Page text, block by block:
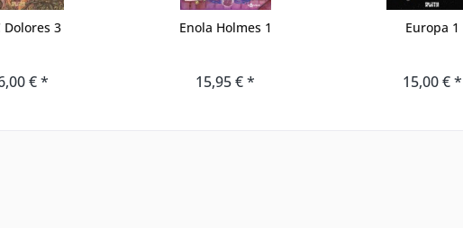
Dolores 3
€ *
Enola Holmes 1
15,95 € *
Europa 1
15,00 € *